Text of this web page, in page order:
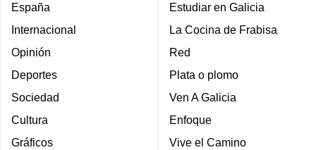
España
Internacional
Opinión
Deportes
Sociedad
Cultura
Gráficos
Estudiar en Galicia
La Cocina de Frabisa
Red
Plata o plomo
Ven A Galicia
Enfoque
Vive el Camino